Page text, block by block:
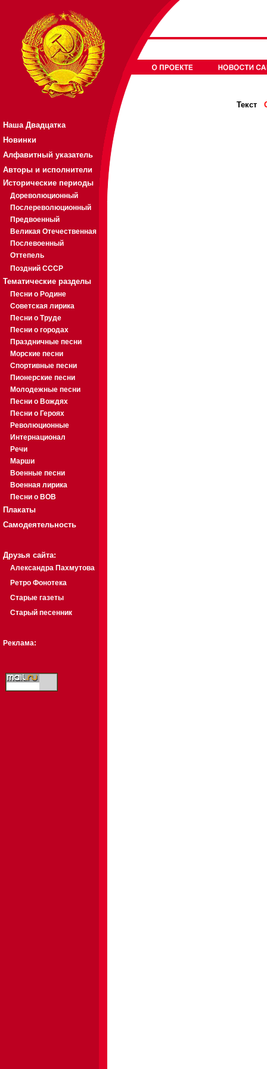
Наша Двадцатка
Новинки
Алфавитный указатель
Авторы и исполнители
Исторические периоды
Дореволюционный
Послереволюционный
Предвоенный
Великая Отечественная
Послевоенный
Оттепель
Поздний СССР
Тематические разделы
Песни о Родине
Советская лирика
Песни о Труде
Песни о городах
Праздничные песни
Морские песни
Спортивные песни
Пионерские песни
Молодежные песни
Песни о Вождях
Песни о Героях
Революционные
Интернационал
Речи
Марши
Военные песни
Военная лирика
Песни о ВОВ
Плакаты
Самодеятельность
Друзья сайта:
Александра Пахмутова
Ретро Фонотека
Старые газеты
Старый песенник
Реклама:
Текст